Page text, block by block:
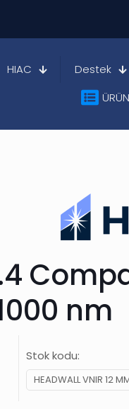
HIAC Destek
nm
Stok kodu:
HEADWALL VNIR 12